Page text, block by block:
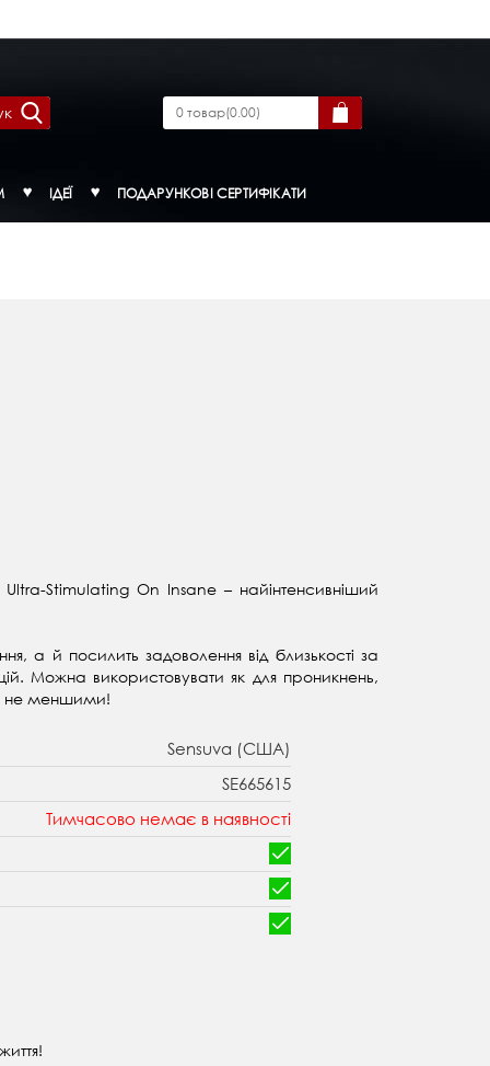
0товар(0.00)
ІДЕЇ ПОДАРУНКОВІ СЕРТИФІКАТИ
Stimulating On Insane – найінтенсивніший
а й посилить задоволення від близькості за
Можна використовувати як для проникнень,
не меншими!
Sensuva (США)
SE665615
Тимчасово немає в наявності